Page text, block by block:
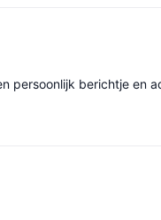
persoonlijk berichtje en